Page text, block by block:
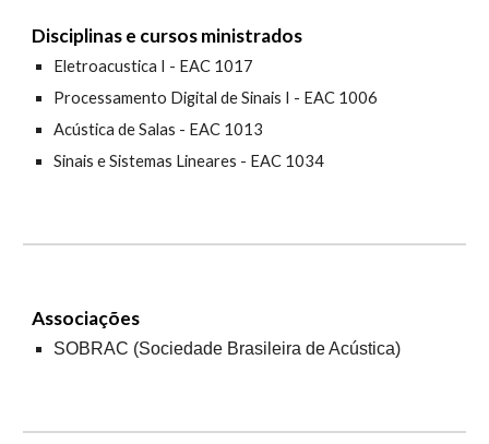
Disciplinas e cursos ministrados
Eletroacustica I - EAC 1017
Processamento Digital de Sinais I - EAC 1006
Acústica de Salas - EAC 1013
Sinais e Sistemas Lineares - EAC 1034
Associações
SOBRAC (Sociedade Brasileira de Acústica)